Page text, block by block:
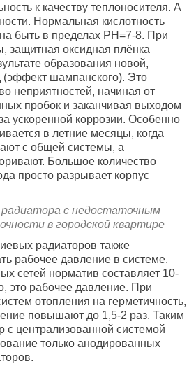
к качеству теплоносителя. А
Нормальная кислотность
быть в пределах РН=7-8. При
защитная оксидная плёнка
образования новой,
(эффект шампанского). Это
неприятностей, начиная от
пробок и заканчивая выходом
ускоренной коррозии. Особенно
в летние месяцы, когда
с общей системы, а
Большое количество
просто разрывает корпус
радиатора с недостаточным
в городской квартире
радиаторов также
рабочее давление в системе.
сетей норматив составляет 10-
это рабочее давление. При
отопления на герметичность,
повышают до 1,5-2 раз. Таким
с централизованной системой
только анодированных